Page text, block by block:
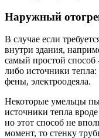
Наружный
В случае если
внутри здания,
самый простой способ
либо источники тепла:
фены, электроодеяла.
Некоторые умельцы
источники тепла
но этот способ не
момент, то стенку